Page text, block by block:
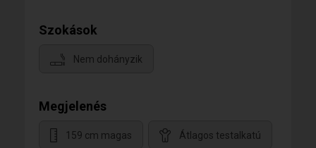
Szokások
Nem dohányzik
Megjelenés
159 cm magas Átlagos testalkatú